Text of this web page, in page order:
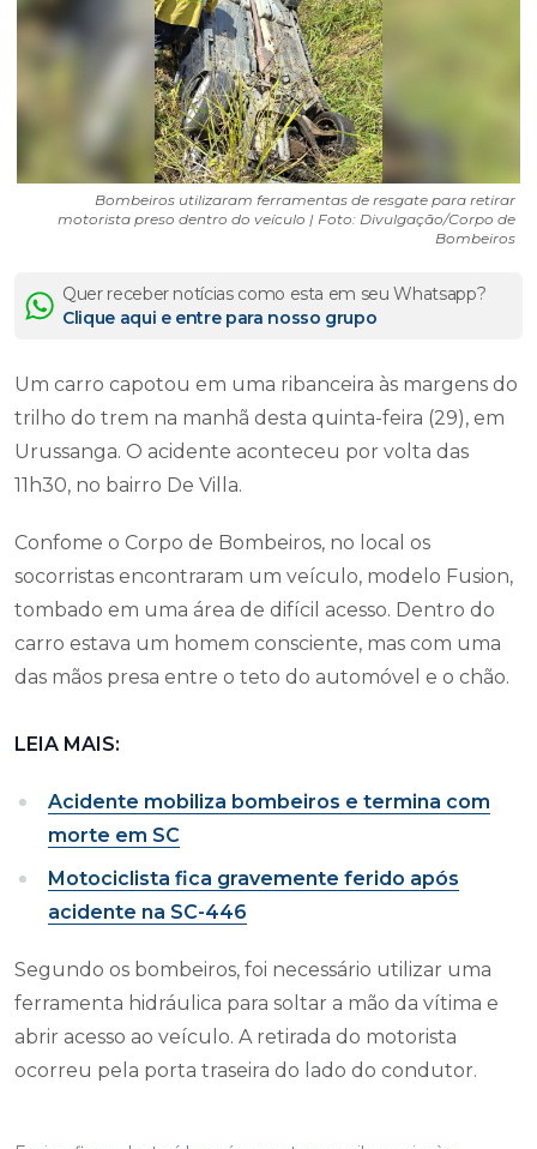
Bombeiros utilizaram ferramentas de resgate para retirar
motorista preso dentro do veículo | Foto: Divulgação/Corpo de
Bombeiros
Quer receber notícias como esta em seu Whatsapp?
Clique aqui e entre para nosso grupo
Um carro capotou em uma ribanceira às margens do
trilho do trem na manhã desta quinta-feira (29), em
Urussanga. O acidente aconteceu por volta das
11h30, no bairro De Villa.
Confome o Corpo de Bombeiros, no local os
socorristas encontraram um veículo, modelo Fusion,
tombado em uma área de difícil acesso. Dentro do
carro estava um homem consciente, mas com uma
das mãos presa entre o teto do automóvel e o chão.
LEIA MAIS:
Acidente mobiliza bombeiros e termina com
morte em SC
Motociclista fica gravemente ferido após
acidente na SC-446
Segundo os bombeiros, foi necessário utilizar uma
ferramenta hidráulica para soltar a mão da vítima e
abrir acesso ao veículo. A retirada do motorista
ocorreu pela porta traseira do lado do condutor.